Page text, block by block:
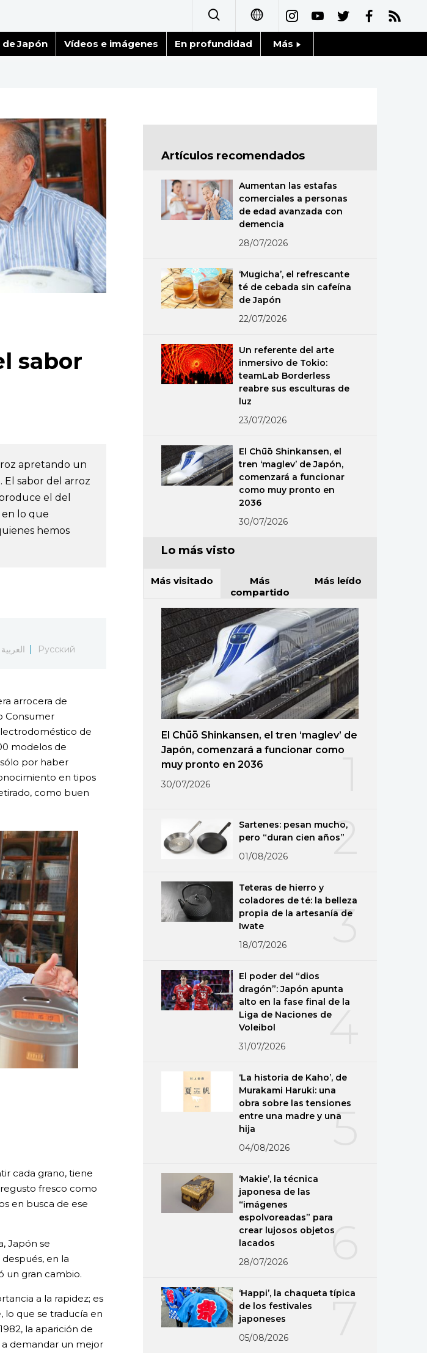
日本語
العربية
de Japón Vídeos e imágenes En profundidad Más
Blog
Tokio
sabor
apretando un
El sabor del arroz
el del
en lo que
hemos
العربية Русский
arrocera de
Consumer
de
modelos de
por haber
en tipos
como buen
cada grano, tiene
fresco como
en busca de ese
Japón se
en la
un gran cambio.
a la rapidez; es
lo que se traducía en
la aparición de
demandar un mejor
Artículos recomendados
Aumentan las estafas
comerciales a personas
de edad avanzada con
demencia
28/07/2026
‘Mugicha’, el refrescante
té de cebada sin cafeína
de Japón
22/07/2026
Un referente del arte
inmersivo de Tokio:
teamLab Borderless
reabre sus esculturas de
luz
23/07/2026
El Chūō Shinkansen, el
tren ‘maglev’ de Japón,
comenzará a funcionar
como muy pronto en
2036
30/07/2026
Lo más visto
Más visitado
Más
compartido
Más leído
El Chūō Shinkansen, el tren ‘maglev’ de
Japón, comenzará a funcionar como
muy pronto en 2036
30/07/2026
2
Sartenes: pesan mucho,
pero “duran cien años”
01/08/2026
3
Teteras de hierro y
coladores de té: la belleza
propia de la artesanía de
Iwate
18/07/2026
4
El poder del “dios
dragón”: Japón apunta
alto en la fase final de la
Liga de Naciones de
Voleibol
31/07/2026
5
‘La historia de Kaho’, de
Murakami Haruki: una
obra sobre las tensiones
entre una madre y una
hija
04/08/2026
6
‘Makie’, la técnica
japonesa de las
“imágenes
espolvoreadas” para
crear lujosos objetos
lacados
28/07/2026
7
‘Happi’, la chaqueta típica
de los festivales
japoneses
05/08/2026